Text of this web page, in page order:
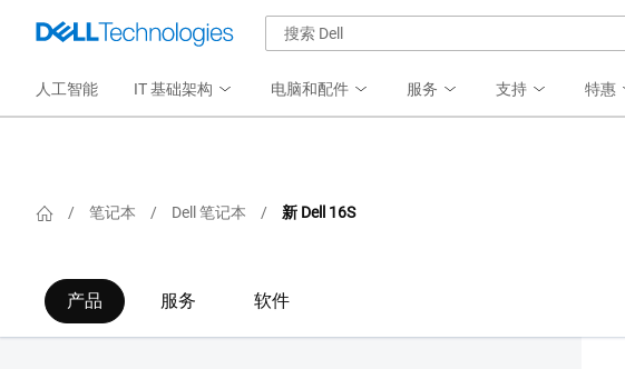
人工智能 IT 基础架构 电脑和配件 服务 支持 特惠
/ 笔记本 / Dell 笔记本 / 新 Dell 16S
产品 服务 软件